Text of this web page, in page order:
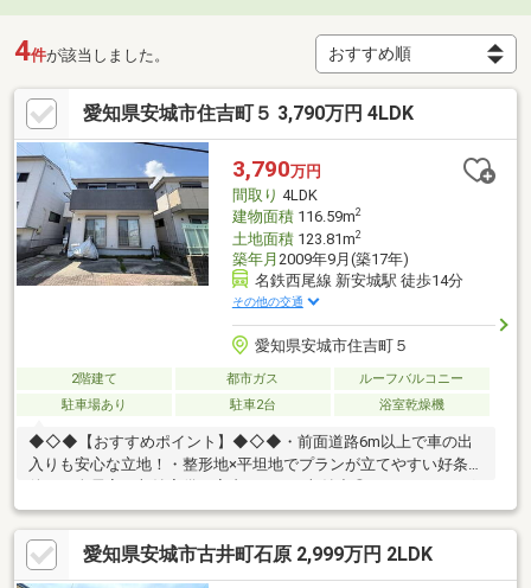
4件が該当しました。
愛知県安城市住吉町５ 3,790万円 4LDK
3,790万円
間取り 4LDK
建物面積116.59m2
土地面積123.81m2
築年月 2009年9月(築17年)
名鉄西尾線 新安城駅 徒歩14分
その他の交通
愛知県安城市住吉町５
2階建て 都市ガス
ルーフバルコニー
駐車場あり
駐車2台 浴室乾燥機
◆◇◆【おすすめポイント】◆◇◆・前面道路6m以上で車の出
入りも安心な立地！・整形地×平坦地でプランが立てやすい好条
＋和室のくつろげるバランスある間取り♪・断熱性・結露対策に安
心のペアガラス採用！・追い焚き給湯＆浴室暖房付きで一年中快
適なバスタイム！・二面バルコニーで採光・通風良好、ひとつは
広々ルーフバルコニー！・約16.9帖のゆとりあるリビングで家族
愛知県安城市古井町石原 2,999万円 2LDK